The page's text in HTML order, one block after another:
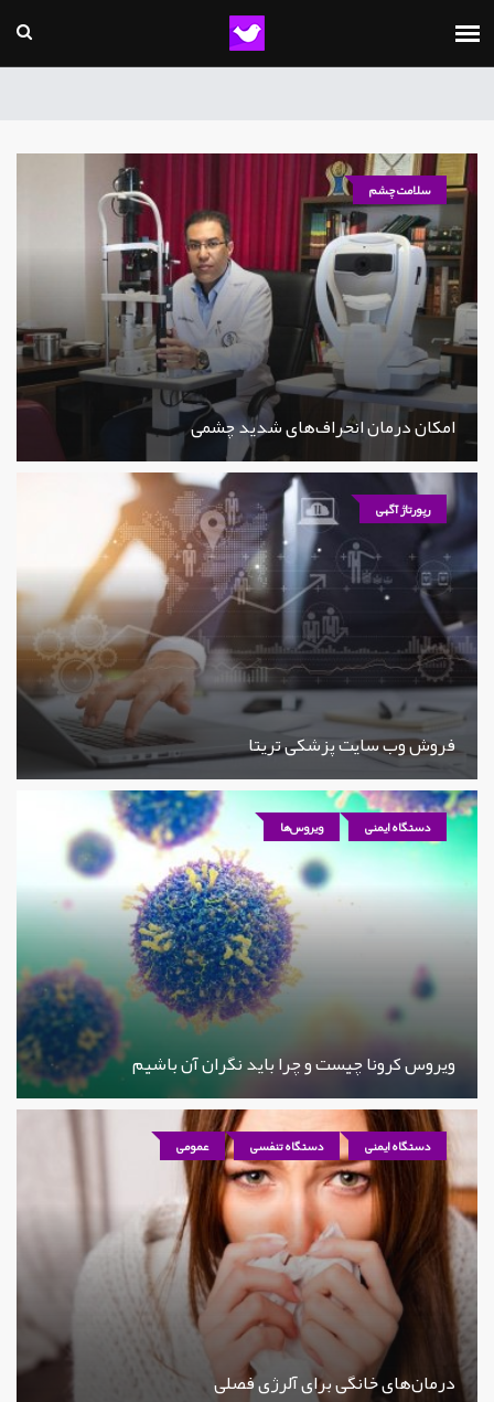
سلامت چشم
امکان درمان انحراف‌های شدید چشمی
رپورتاژ آگهی
فروش وب سایت پزشکی تریتا
دستگاه ایمنی ویروس‌ها
ویروس کرونا چیست و چرا باید نگران آن باشیم
دستگاه ایمنی دستگاه تنفسی عمومی
درمان‌های خانگی برای آلرژی فصلی